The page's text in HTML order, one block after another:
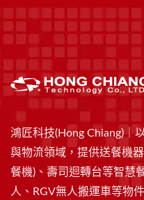
鴻匠科技(Hong Chiang)｜
與物流領域，提供送餐機
餐機)、壽司迴轉台等智慧
人、RGV無人搬運車等物